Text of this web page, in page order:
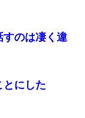
すのは凄く違
とにした